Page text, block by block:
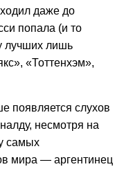
даже до
попала (и то
лучших лишь
«Тоттенхэм»,
появляется слухов
несмотря на
самых
мира — аргентинец